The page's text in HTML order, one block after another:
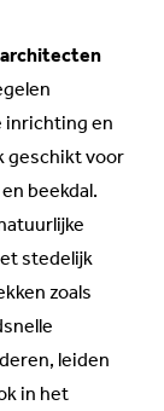
inrichting en
geschikt voor
beekdal.
stedelijk
zoals
leiden
in het